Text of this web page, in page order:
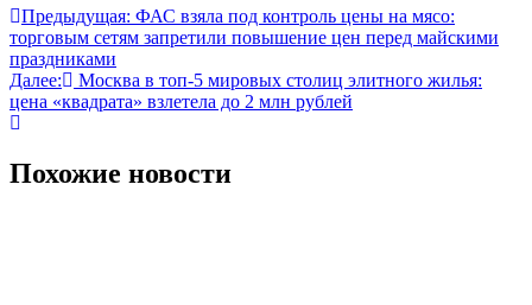
Навигация
по
записям
Предыдущая: ФАС взяла под контроль цены на мясо:
торговым сетям запретили повышение цен перед майскими
праздниками
Далее:
Москва в топ-5 мировых столиц элитного жилья:
цена «квадрата» взлетела до 2 млн рублей
Похожие новости